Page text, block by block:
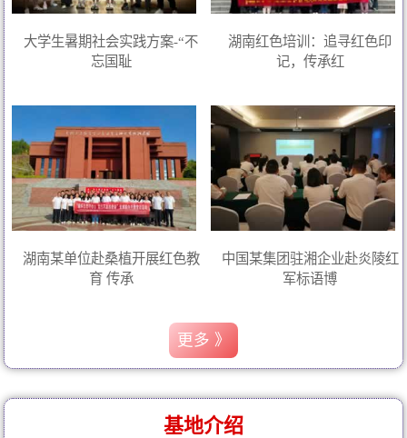
大学生暑期社会实践方案-“不
忘国耻
湖南红色培训：追寻红色印
记，传承红
湖南某单位赴桑植开展红色教
育 传承
中国某集团驻湘企业赴炎陵红
军标语博
更多 》
基地介绍